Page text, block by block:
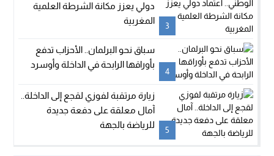
3
دولي يعزز مكانة الشرطة العلمية
المغربية
4
سباق نحو البرلمان.. الأحزاب تدفع
بأوراقها الرابحة في الداخلة وأوسرد
5
زيارة مرتقبة لفوزي لقجع إلى الداخلة..
آمال معلقة على دفعة جديدة
للرياضة بالجهة